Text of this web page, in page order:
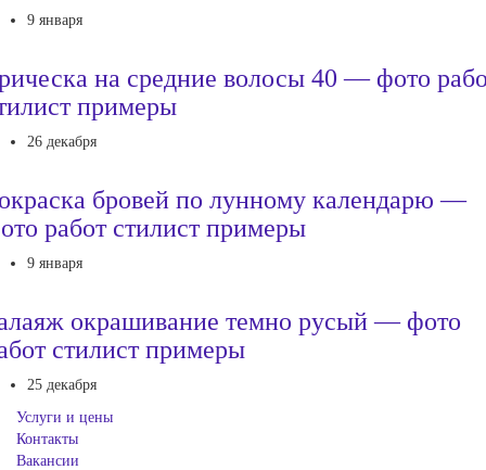
9 января
на средние волосы 40 — фото
примеры
26 декабря
бровей по лунному календарю —
работ стилист примеры
9 января
окрашивание темно русый — фото
стилист примеры
25 декабря
Услуги и цены
Контакты
Вакансии